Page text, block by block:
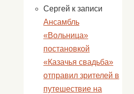
лучшие
танцы.
Дети
и
Сергей к записи
Ансамбль
«Вольница»
постановкой
«Казачья свадьба»
отправил зрителей в
путешествие на